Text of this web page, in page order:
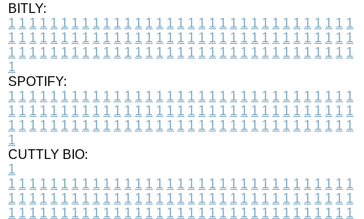
BITLY:
1 1 1 1 1 1 1 1 1 1 1 1 1 1 1 1 1 1 1 1 1 1 1 1 1 1 1 1 1 1 1 1 1
1 1 1 1 1 1 1 1 1 1 1 1 1 1 1 1 1 1 1 1 1 1 1 1 1 1 1 1 1 1 1 1 1
1 1 1 1 1 1 1 1 1 1 1 1 1 1 1 1 1 1 1 1 1 1 1 1 1 1 1 1 1 1 1 1 1
1
SPOTIFY:
1 1 1 1 1 1 1 1 1 1 1 1 1 1 1 1 1 1 1 1 1 1 1 1 1 1 1 1 1 1 1 1 1
1 1 1 1 1 1 1 1 1 1 1 1 1 1 1 1 1 1 1 1 1 1 1 1 1 1 1 1 1 1 1 1 1
1 1 1 1 1 1 1 1 1 1 1 1 1 1 1 1 1 1 1 1 1 1 1 1 1 1 1 1 1 1 1 1 1
1
CUTTLY BIO:
1
1 1 1 1 1 1 1 1 1 1 1 1 1 1 1 1 1 1 1 1 1 1 1 1 1 1 1 1 1 1 1 1 1
1 1 1 1 1 1 1 1 1 1 1 1 1 1 1 1 1 1 1 1 1 1 1 1 1 1 1 1 1 1 1 1 1
1 1 1 1 1 1 1 1 1 1 1 1 1 1 1 1 1 1 1 1 1 1 1 1 1 1 1 1 1 1 1 1 1